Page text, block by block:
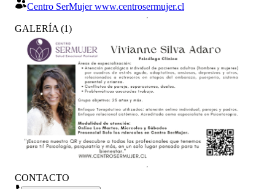
Centro SerMujer www.centrosermujer.cl
GALERÍA (1)
CONTACTO